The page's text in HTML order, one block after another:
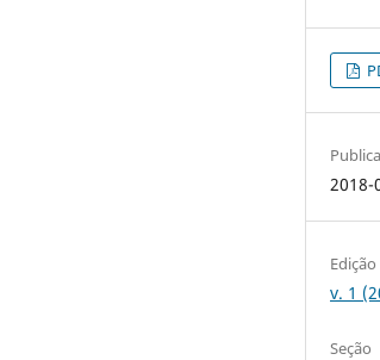
2018-
Edição
v. 1
Seção